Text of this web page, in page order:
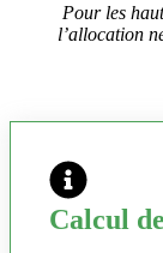
Pour les
l’allocation
Calcul